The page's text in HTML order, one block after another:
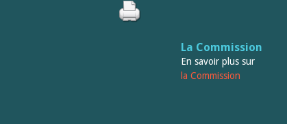
La Commission
En savoir plus sur
la Commission